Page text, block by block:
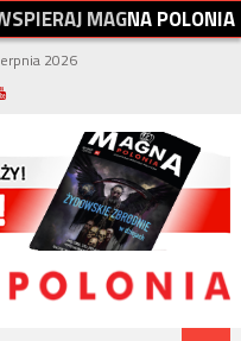
SPIERAJMAGNAPOLONIA
2026